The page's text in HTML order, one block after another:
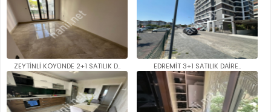
ZEYTİNLİ KÖYÜNDE 2+1 SATILIK D.. EDREMİT 3+1 SATILIK DAİRE..